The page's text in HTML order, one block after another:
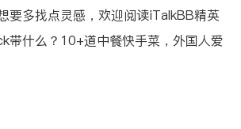
要多找点灵感，欢迎阅读iTalkBB精英
带什么？10+道中餐快手菜，外国人爱